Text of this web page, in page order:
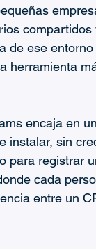
compartidos
de ese
herramienta
encaja en
instalar, sin
para registrar
cada
entre un